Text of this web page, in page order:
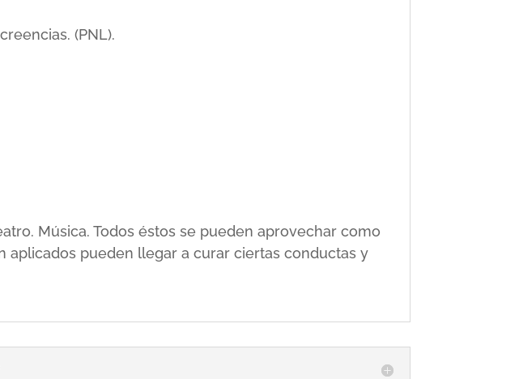
(PNL).
Música. Todos éstos se pueden aprovechar como
aplicados pueden llegar a curar ciertas conductas y